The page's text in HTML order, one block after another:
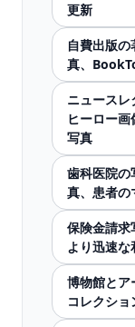
更新
自費出版
真、
ニュース
ヒーロー
写真
歯科医院の
真、患者の
保険金請求
より迅速な
博物館とア
コレクシ